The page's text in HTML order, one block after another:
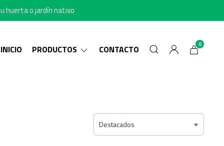
huerta o jardín nativo
INICIO PRODUCTOS CONTACTO 0